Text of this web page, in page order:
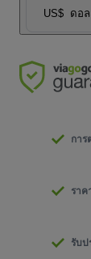
US$ ดอ
การ
ราค
รับป